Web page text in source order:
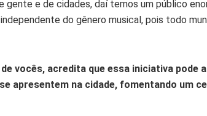
gente e de cidades, daí temos um público
do gênero musical, pois todo
vocês, acredita que essa iniciativa pode
apresentem na cidade, fomentando um